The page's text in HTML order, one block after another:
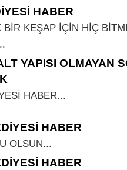
HABER
BİR KEŞAP İÇİN HİÇ
YAPISI OLMAYAN
HABER...
HABER
OLSUN...
HABER